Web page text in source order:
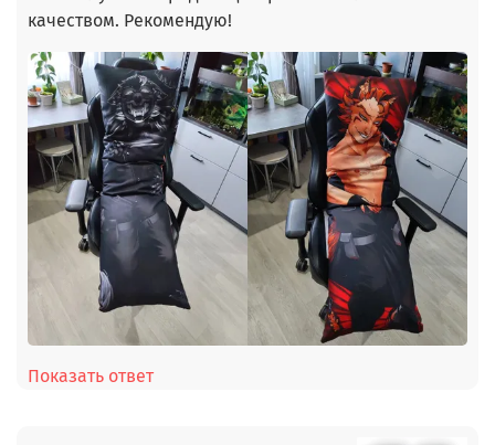
качеством. Рекомендую!
Показать ответ